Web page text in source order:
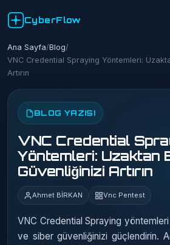
CyberFlow
Ana Sayfa/Blog/
VNC Credential Spraying Yöntemleri:
Artırın
BLOG YAZISI
VNC Credential
Yöntemleri: Uzaktan
Güvenliğinizi Artırın
Ahmet BİRKAN Vnc Pentest
VNC Credential Spraying yöntemleri
ve siber güvenliğinizi güçlendirin.